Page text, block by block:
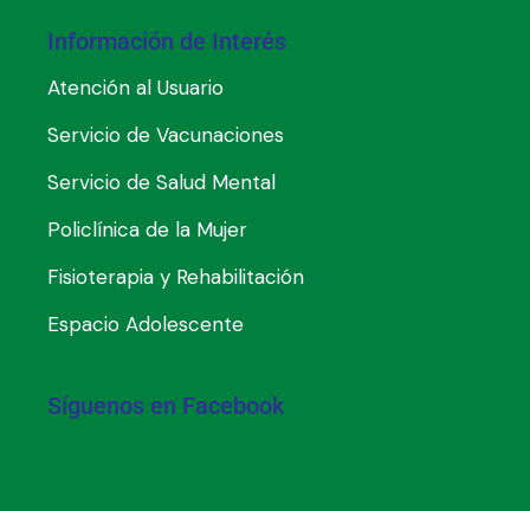
Información de Interés
Atención al Usuario
Servicio de Vacunaciones
Servicio de Salud Mental
Policlínica de la Mujer
Fisioterapia y Rehabilitación
Espacio Adolescente
Síguenos en Facebook